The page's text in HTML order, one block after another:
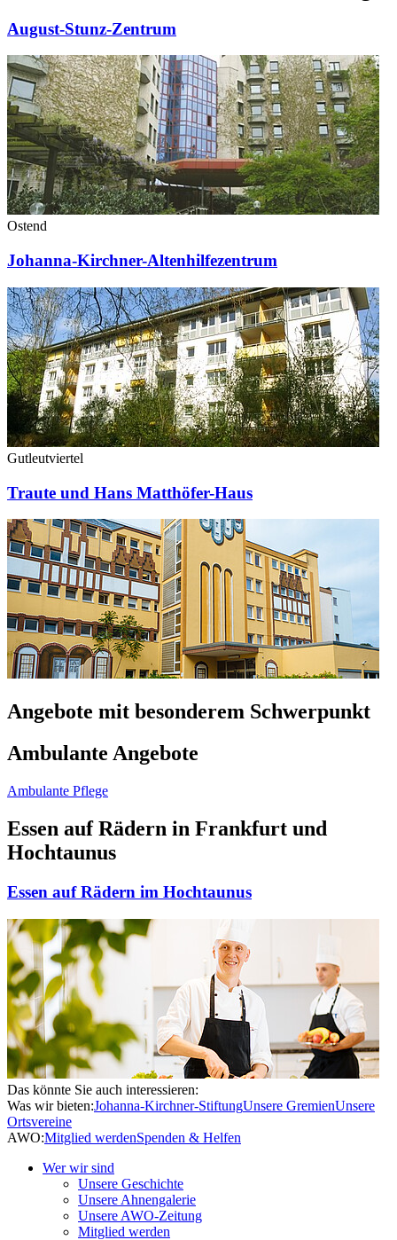
August-Stunz-Zentrum
Ostend
Johanna-Kirchner-Altenhilfezentrum
Gutleutviertel
Traute und Hans Matthöfer-Haus
Angebote mit besonderem Schwerpunkt
Ambulante Angebote
Ambulante Pflege
Essen auf Rädern in Frankfurt und
Hochtaunus
Essen auf Rädern im Hochtaunus
Das könnte Sie auch interessieren:
Was wir bieten:Johanna-Kirchner-StiftungUnsere GremienUnsere
Ortsvereine
AWO:Mitglied werdenSpenden & Helfen
Wer wir sind
Unsere Geschichte
Unsere Ahnengalerie
Unsere AWO-Zeitung
Mitglied werden